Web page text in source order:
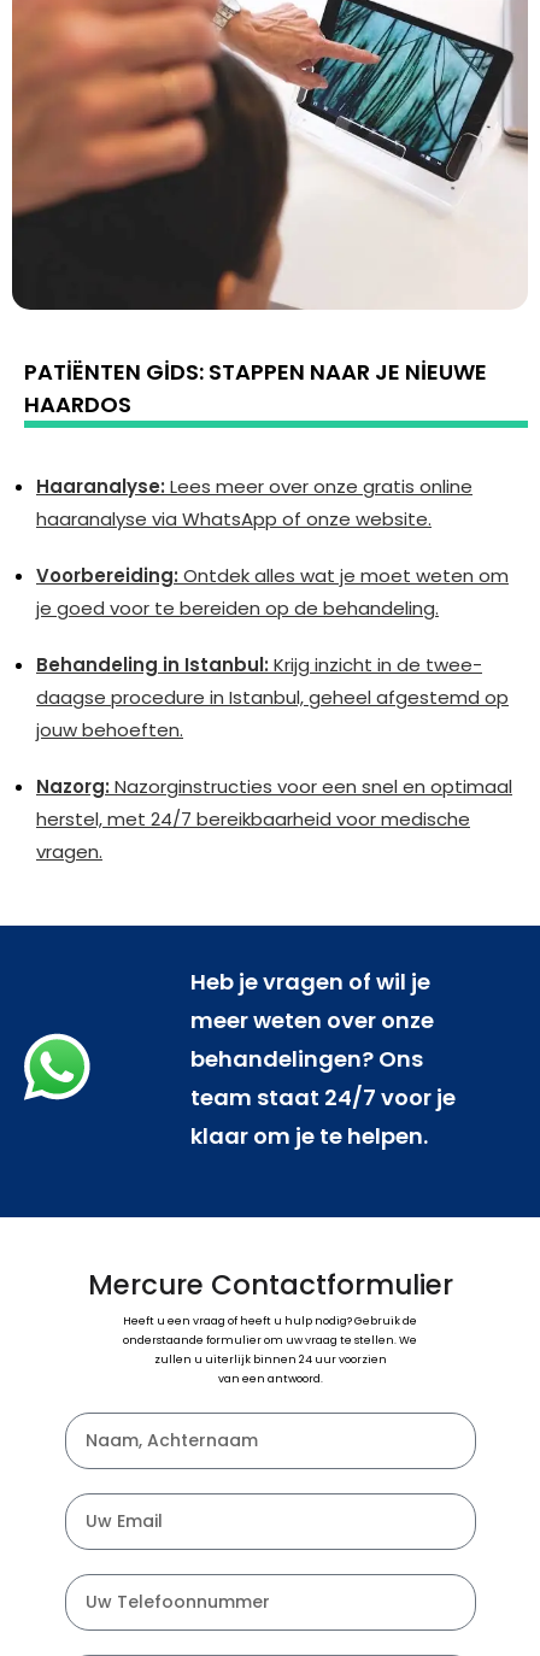
PATIËNTEN GIDS: STAPPEN NAAR JE NIEUWE
HAARDOS
Haaranalyse: Lees meer over onze gratis online
haaranalyse via WhatsApp of onze website.
Voorbereiding: Ontdek alles wat je moet weten om
je goed voor te bereiden op de behandeling.
Behandeling in Istanbul: Krijg inzicht in de twee-
daagse procedure in Istanbul, geheel afgestemd op
jouw behoeften.
Nazorg: Nazorginstructies voor een snel en optimaal
herstel, met 24/7 bereikbaarheid voor medische
vragen.
Heb je vragen of wil je
meer weten over onze
behandelingen? Ons
team staat 24/7 voor je
klaar om je te helpen.
Mercure Contactformulier
Heeft u een vraag of heeft u hulp nodig? Gebruik de
onderstaande formulier om uw vraag te stellen. We
zullen u uiterlijk binnen 24 uur voorzien
van een antwoord.